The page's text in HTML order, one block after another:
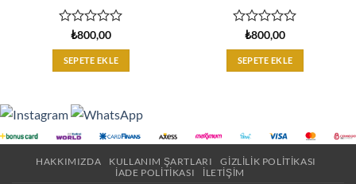
üzerinden
0
oy
₺800,00
SEPETE EKLE
üzerinden
0
oy
₺800,00
SEPETE EKLE
HAKKIMIZDA KULLANIM ŞARTLARI
GIZLILIK POLITIKASI
İADE POLITIKASI
İLETIŞIM